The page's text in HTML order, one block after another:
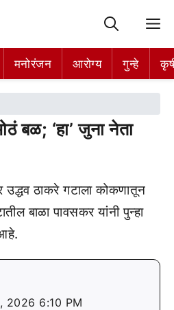
मनोरंजन आरोग्य गुन्हे
बळ; ‘हा’ जुना नेता
उद्धव ठाकरे गटाला कोकणातून
बाळा पावसकर यांनी पुन्हा
2026 6:10 PM